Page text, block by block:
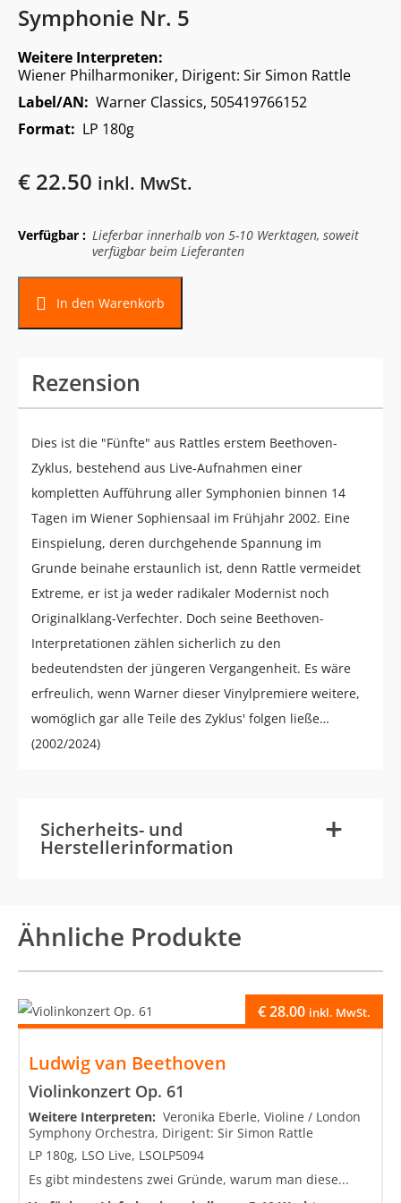
Symphonie Nr. 5
Weitere Interpreten:
Wiener Philharmoniker, Dirigent: Sir Simon Rattle
Label/AN: Warner Classics, 505419766152
Format: LP 180g
€ 22.50 inkl. MwSt.
Verfügbar : Lieferbar innerhalb von 5-10 Werktagen, soweit
verfügbar beim Lieferanten
In den Warenkorb
Rezension
Dies ist die "Fünfte" aus Rattles erstem Beethoven-
Zyklus, bestehend aus Live-Aufnahmen einer
kompletten Aufführung aller Symphonien binnen 14
Tagen im Wiener Sophiensaal im Frühjahr 2002. Eine
Einspielung, deren durchgehende Spannung im
Grunde beinahe erstaunlich ist, denn Rattle vermeidet
Extreme, er ist ja weder radikaler Modernist noch
Originalklang-Verfechter. Doch seine Beethoven-
Interpretationen zählen sicherlich zu den
bedeutendsten der jüngeren Vergangenheit. Es wäre
erfreulich, wenn Warner dieser Vinylpremiere weitere,
womöglich gar alle Teile des Zyklus' folgen ließe…
(2002/2024)
Sicherheits- und
Herstellerinformation +
-
Ähnliche Produkte
Ludwig van Beethoven
Violinkonzert Op. 61
€28.00 inkl. MwSt.
Weitere Interpreten: Veronika Eberle, Violine / London
Symphony Orchestra, Dirigent: Sir Simon Rattle
LP 180g, LSO Live, LSOLP5094
Es gibt mindestens zwei Gründe, warum man diese...